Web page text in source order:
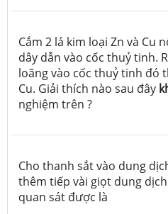
Cắm 2 lá kim loại Zn và Cu
dây dẫn vào cốc thuỷ tinh.
loãng vào cốc thuỷ tinh đó
Cu. Giải thích nào sau đây
nghiệm trên ?
Cho thanh sắt vào dung
thêm tiếp vài giọt dung dịch
quan sát được là